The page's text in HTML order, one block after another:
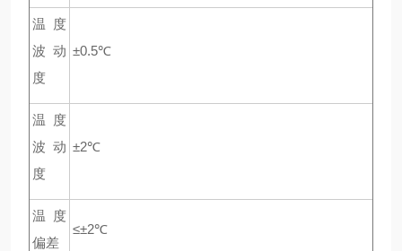
温度
波动
度
±0.5℃
温度
波动
度
±2℃
温度
偏差
≤±2℃